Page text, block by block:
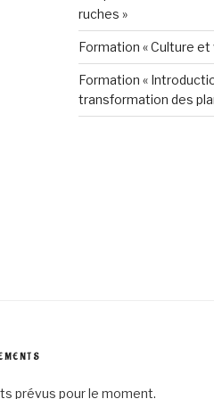
ruches »
Formation « Culture
Formation «
transformation des
prévus pour le moment.